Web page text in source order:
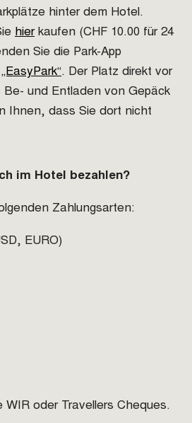
hinter dem Hotel.
hierkaufen (CHF 10.00 für 24
Sie die Park-App
„EasyPark“. Der Platz direkt vor
und Entladen von Gepäck
Ihnen, dass Sie dort nicht
im Hotel bezahlen?
Zahlungsarten:
EURO)
WIR oder Travellers Cheques.